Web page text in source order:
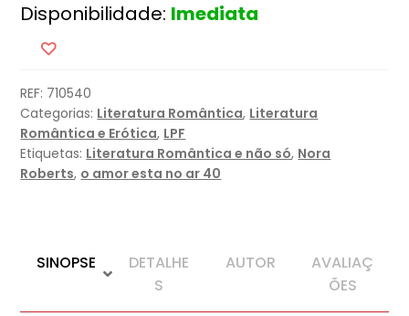
Perfeitas
Disponibilidade: Imediata
REF: 710540
Categorias: Literatura Romântica, Literatura
Romântica e Erótica, LPF
Etiquetas: Literatura Romântica e não só, Nora
Roberts, o amor esta no ar 40
SINOPSE
DETALHE
S
AUTOR
AVALIAÇ
ÕES